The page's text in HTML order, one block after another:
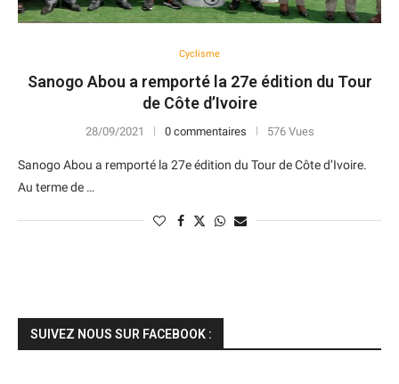
Cyclisme
Sanogo Abou a remporté la 27e édition du Tour
de Côte d’Ivoire
28/09/2021 0 commentaires 576 Vues
Sanogo Abou a remporté la 27e édition du Tour de Côte d’Ivoire.
Au terme de …
SUIVEZ NOUS SUR FACEBOOK :